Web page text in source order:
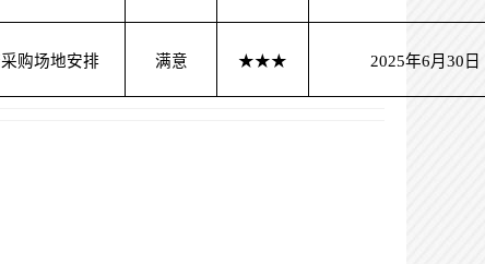
购场地安排 满意 ★★★ 2025年6月30日